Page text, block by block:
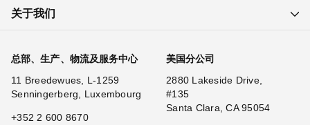
关于我们
总部、生产、物流及服务中心
11 Breedewues, L-1259
Senningerberg, Luxembourg
+352 2 600 8670
美国分公司
2880 Lakeside Drive,
#135
Santa Clara, CA 95054